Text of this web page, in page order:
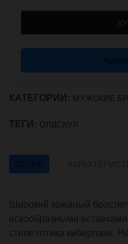
КАТЕГОРИИ: МУЖСКИЕ
ТЕГИ: ОЛДСКУЛ
ОБЗОР
Широкий кожаный
искообразными
стиле готика киберпанк.